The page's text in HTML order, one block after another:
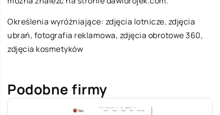
Określenia wyróżniające: zdjęcia lotnicze, zdjęcia
ubrań, fotografia reklamowa, zdjęcia obrotowe 360,
zdjęcia kosmetyków
Podobne firmy